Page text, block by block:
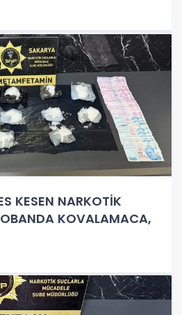
KESEN NARKOTİK
KOVALAMACA,